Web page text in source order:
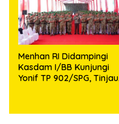
Menhan RI Didampingi
Kasdam I/BB Kunjungi
Yonif TP 902/SPG, Tinjau